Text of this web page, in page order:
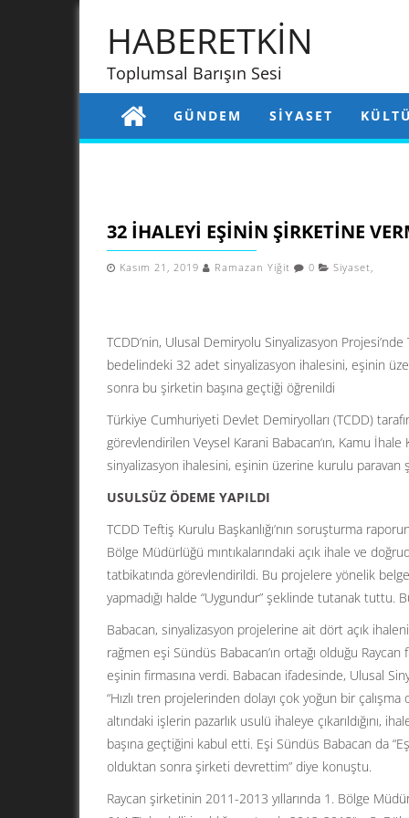
HABERETKİN
Toplumsal Barışın Sesi
GÜNDEM SIYASET
32 IHALEYI EŞININ ŞIRKETINE
Kasım 21, 2019 Ramazan Yiğit 0 Siyaset,
TCDD’nin, Ulusal Demiryolu Sinyalizasyon
bedelindeki 32 adet sinyalizasyon ihalesini, eşinin
sonra bu şirketin başına geçtiği öğrenildi
Türkiye Cumhuriyeti Devlet Demiryolları (TCDD)
görevlendirilen Veysel Karani Babacan‘ın, Kamu
sinyalizasyon ihalesini, eşinin üzerine kurulu paravan
USULSÜZ ÖDEME YAPILDI
TCDD Teftiş Kurulu Başkanlığı’nın soruşturma
Bölge Müdürlüğü mıntıkalarındaki açık ihale ve
tatbikatında görevlendirildi. Bu projelere yönelik
yapmadığı halde “Uygundur” şeklinde tutanak tuttu.
Babacan, sinyalizasyon projelerine ait dört açık
rağmen eşi Sündüs Babacan’ın ortağı olduğu
eşinin firmasına verdi. Babacan ifadesinde, Ulusal
“Hızlı tren projelerinden dolayı çok yoğun bir çalışma
altındaki işlerin pazarlık usulü ihaleye çıkarıldığını,
başına geçtiğini kabul etti. Eşi Sündüs Babacan da
olduktan sonra şirketi devrettim” diye konuştu.
Raycan şirketinin 2011-2013 yıllarında 1. Bölge